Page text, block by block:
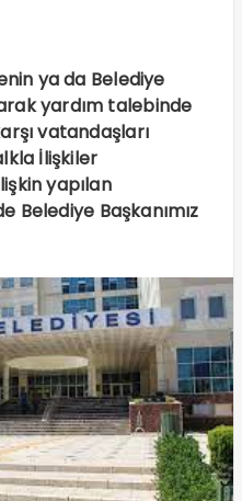
ya da Belediye
yardım talebinde
vatandaşları
İlişkiler
yapılan
Belediye Başkanımız